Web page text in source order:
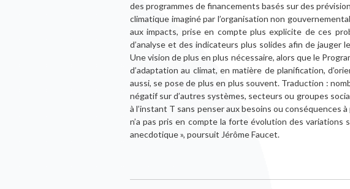
des programmes de financements basés sur des
climatique imaginé par l’organisation non
aux impacts, prise en compte plus explicite de ces
d’analyse et des indicateurs plus solides afin de
Une vision de plus en plus nécessaire, alors que le
d’adaptation au climat, en matière de planification,
aussi, se pose de plus en plus souvent. Traduction :
négatif sur d’autres systèmes, secteurs ou groupes
à l’instant T sans penser aux besoins ou conséquences
n’a pas pris en compte la forte évolution des
anecdotique », poursuit Jérôme Faucet.